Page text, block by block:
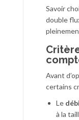
Savoir
double
Avant
certains
Le
à la